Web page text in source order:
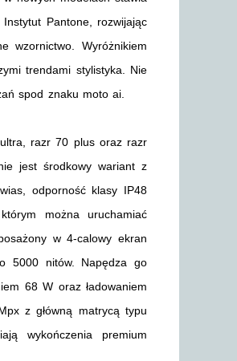
Pantone, rozwijając
wzornictwo. Wyróżnikiem
trendami stylistyka. Nie
spod znaku moto ai.
razr 70 plus oraz razr
jest środkowy wariant z
odporność klasy IP48
można uruchamiać
w 4-calowy ekran
5000 nitów. Napędza go
68 W oraz ładowaniem
z główną matrycą typu
wykończenia premium